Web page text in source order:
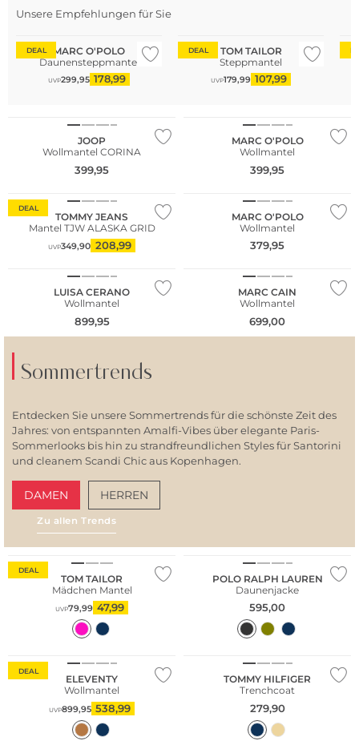
Unsere Empfehlungen für Sie
DEAL
Nachhaltig
MARC O'POLO
Daunensteppmantel
UVP299,95 178,99
DEAL
TOM TAILOR
Steppmantel
UVP179,99 107,99
JOOP
Wollmantel CORINA
399,95
MARC O'POLO
Wollmantel
399,95
DEAL
TOMMY JEANS
Mantel TJW ALASKA GRID
UVP349,90 208,99
MARC O'POLO
Wollmantel
379,95
LUISA CERANO
Wollmantel
899,95
MARC CAIN
Wollmantel
699,00
Sommertrends
Entdecken Sie unsere Sommertrends für die schönste Zeit des
Jahres: von entspannten Amalfi-Vibes über elegante Paris-
Sommerlooks bis hin zu strandfreundlichen Styles für Santorini
und cleanem Scandi Chic aus Kopenhagen.
DAMEN HERREN
Zu allen Trends
DEAL
TOM TAILOR
Mädchen Mantel
UVP79,99 47,99
POLO RALPH LAUREN
Daunenjacke
595,00
DEAL
ELEVENTY
Wollmantel
UVP899,95 538,99
Große Größen
TOMMY HILFIGER
Trenchcoat
279,90